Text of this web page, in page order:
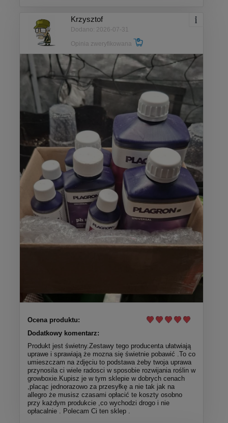
Krzysztof
Dodano: 2026-07-31
Opinia zweryfikowana
Ocena produktu:
Dodatkowy komentarz:
Produkt jest świetny.Zestawy tego producenta ułatwiają
uprawe i sprawiają że mozna się świetnie pobawić .To co
umieszczam na zdjęciu to podstawa żeby twoja uprawa
przynosila ci wiele radosci w sposobie rozwijania roślin w
growboxie.Kupisz je w tym sklepie w dobrych cenach
,placąc jednorazowo za przesyłkę a nie tak jak na
allegro że musisz czasami opłacić te koszty osobno
przy każdym produkcie ,co wychodzi drogo i nie
opłacalnie . Polecam Ci ten sklep .